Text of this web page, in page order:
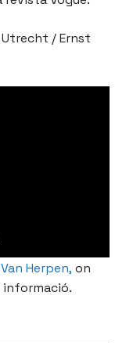
Utrecht / Ernst
Herpen, on
informació.